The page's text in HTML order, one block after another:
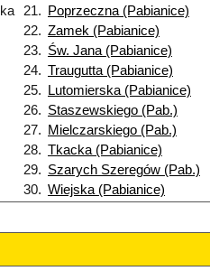
21.
Poprzeczna (Pabianice)
22. Zamek (Pabianice)
23. Św. Jana (Pabianice)
24. Traugutta (Pabianice)
25. Lutomierska (Pabianice)
26. Staszewskiego (Pab.)
27.
Mielczarskiego (Pab.)
28. Tkacka (Pabianice)
29. Szarych Szeregów (Pab.)
30. Wiejska (Pabianice)